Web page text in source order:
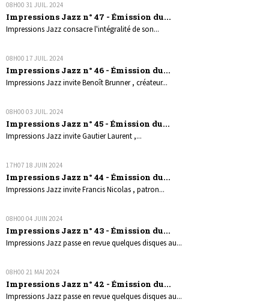
08H00 31 JUIL. 2024
Impressions Jazz n° 47 - Émission du...
Impressions Jazz consacre l'intégralité de son...
08H00 17 JUIL. 2024
Impressions Jazz n° 46 - Émission du...
Impressions Jazz invite Benoît Brunner , créateur...
08H00 03 JUIL. 2024
Impressions Jazz n° 45 - Émission du...
Impressions Jazz invite Gautier Laurent ,...
17H07 18 JUIN 2024
Impressions Jazz n° 44 - Émission du...
Impressions Jazz invite Francis Nicolas , patron...
08H00 04 JUIN 2024
Impressions Jazz n° 43 - Émission du...
Impressions Jazz passe en revue quelques disques au...
08H00 21 MAI 2024
Impressions Jazz n° 42 - Émission du...
Impressions Jazz passe en revue quelques disques au...